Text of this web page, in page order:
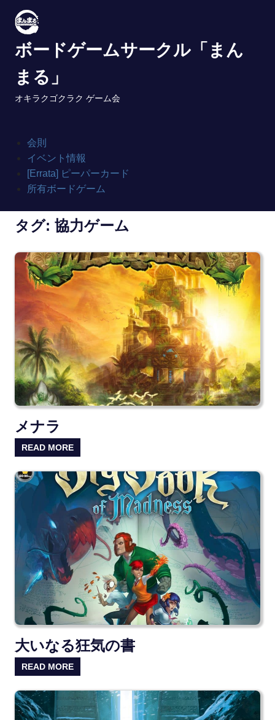
content
ボードゲームサークル「まん
まる」
オキラクゴクラク ゲーム会
会則
イベント情報
[Errata] ピーパーカード
所有ボードゲーム
タグ: 協力ゲーム
メナラ
READ MORE
大いなる狂気の書
READ MORE